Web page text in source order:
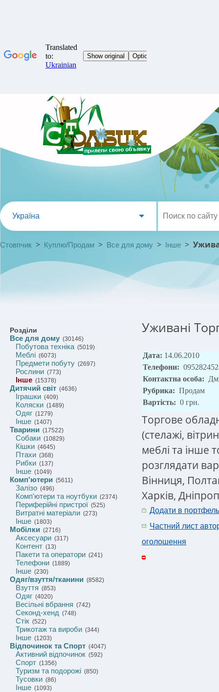
Україна
Стовпчик > Куплю/Продам > Все для дому > Інше >
Розділи
Все для дому (30146)
Побутова техніка(5019)
Меблі (6073)
Предмети побуту (2697)
Рослини (773)
Інше (15378)
Дитячий світ (4636)
Іграшки (409)
Коляски (1489)
Одяг (1279)
Інше (1407)
Тварини (17522)
Собаки (10829)
Кішки (4645)
Птахи (368)
Рибки (137)
Інше (1049)
Комп'ютери (5611)
Залізо (496)
Комп'ютери та ноутбуки (2374)
Периферійні пристрої (525)
Витратні матеріали (273)
Інше (1803)
Мобілки (2716)
Аксесуари (317)
Контент (13)
Пакети та оператори (241)
Телефони (1889)
Інше (230)
Одяг/взуття/тканини (8582)
Взуття (853)
Одяг (4020)
Весільні вбрання (742)
Секонд-хенд (748)
Стік (522)
Трикотаж та вироби (344)
Інше (1203)
Відпочинок та Спорт (4047)
Активний відпочинок (592)
Спорт (1356)
Туризм та подорожі (850)
Тусовки (86)
Інше (1093)
Уживані
Дата: 14.06.2010
Телефони:
Контактна особа:
Рубрика: Продам
Вартість: 0 грн.
Торгове
(стелажі,
меблі та інше
розглядати
Вінниця,
Харків,
Додати в портфель
Частний лист
оголошення